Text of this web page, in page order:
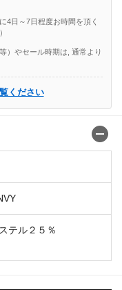
4日～7日程度お時間を頂く
）やセール時期は, 通常より
ください
テル２５％